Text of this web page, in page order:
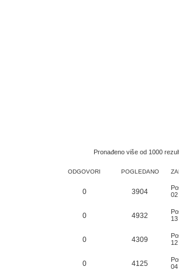
Pronađeno više od 1000
ODGOVORI POGLEDANO
0 3904
02
0 4932
0 4309
0 4125
04